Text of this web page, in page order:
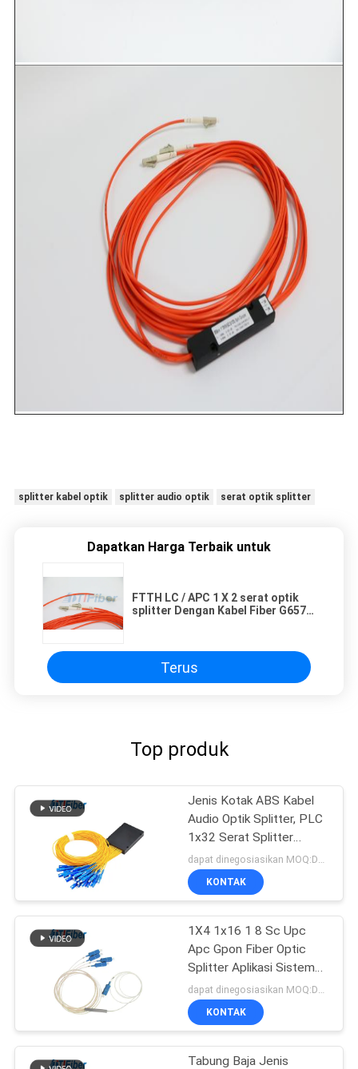
splitter kabel optik splitter audio optik serat optik splitter
Dapatkan Harga Terbaik untuk
FTTH LC / APC 1 X 2 serat optik
splitter Dengan Kabel Fiber G657A
Terus
Top produk
Jenis Kotak ABS Kabel
Audio Optik Splitter, PLC
1x32 Serat Splitter
Multimode
dapat dinegosiasikan MOQ:Dapat dinegosiasikan
KONTAK
1X4 1x16 1 8 Sc Upc
Apc Gpon Fiber Optic
Splitter Aplikasi Sistem
FTTX
KONTAK
Tabung Baja Jenis